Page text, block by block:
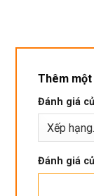
Thêm
Đánh giá
Đánh giá